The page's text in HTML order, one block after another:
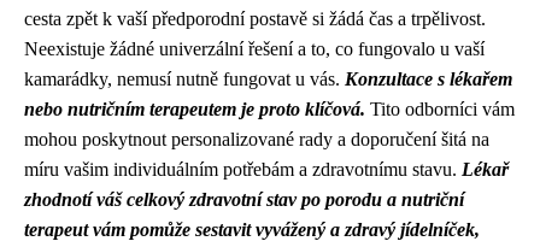
cesta zpět k vaší předporodní postavě si žádá čas a trpělivost.
Neexistuje žádné univerzální řešení a to, co fungovalo u vaší
kamarádky, nemusí nutně fungovat u vás. Konzultace s lékařem
nebo nutričním terapeutem je proto klíčová. Tito odborníci vám
mohou poskytnout personalizované rady a doporučení šitá na
míru vašim individuálním potřebám a zdravotnímu stavu. Lékař
zhodnotí váš celkový zdravotní stav po porodu a nutriční
terapeut vám pomůže sestavit vyvážený a zdravý jídelníček,